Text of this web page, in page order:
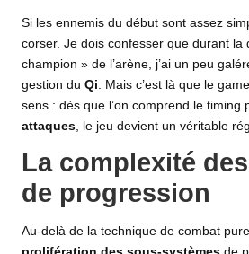
Si les ennemis du début sont assez
corser. Je dois confesser que durant la
champion » de l’arène, j’ai un peu
gestion du Qi . Mais c’est là que le
sens : dès que l’on comprend le timing
attaques , le jeu devient un véritable
La complexité
de progression
Au-delà de la technique de combat